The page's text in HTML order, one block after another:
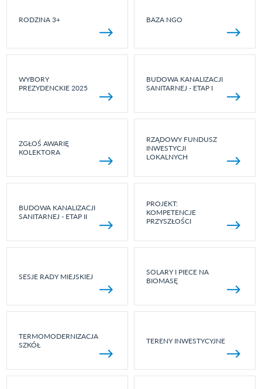
RODZINA 3+ BAZA NGO
WYBORY
PREZYDENCKIE 2025
BUDOWA KANALIZACJI
SANITARNEJ - ETAP I
ZGŁOŚ AWARIĘ
KOLEKTORA
RZĄDOWY FUNDUSZ
INWESTYCJI
LOKALNYCH
BUDOWA KANALIZACJI
SANITARNEJ - ETAP II
PROJEKT:
KOMPETENCJE
PRZYSZŁOŚCI
SESJE RADY MIEJSKIEJ
SOLARY I PIECE NA
BIOMASĘ
TERMOMODERNIZACJA
SZKÓŁ
TERENY INWESTYCYJNE